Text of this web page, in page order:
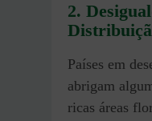
2.
Países em
abrigam
ricas áreas